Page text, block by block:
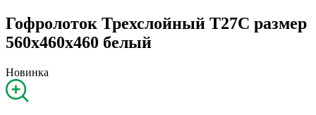
Гофролоток Трехслойный Т27C размер
560x460x460 белый
Новинка